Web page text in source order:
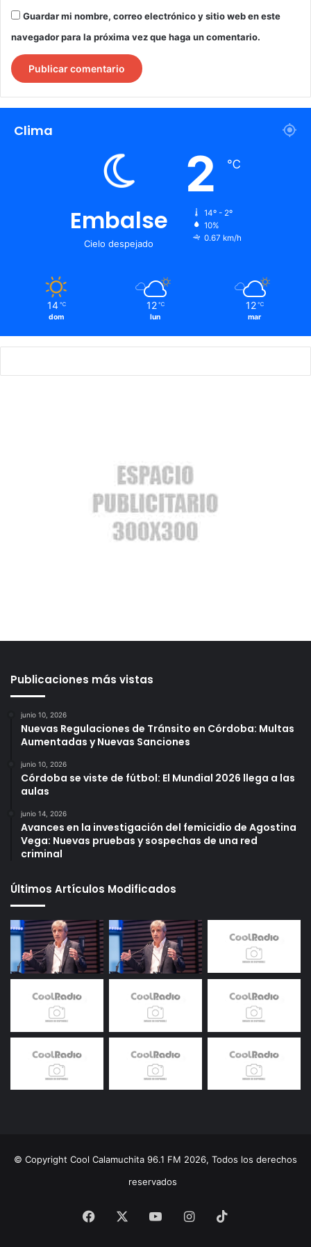
Guardar mi nombre, correo electrónico y sitio web en este
navegador para la próxima vez que haga un comentario.
Clima
Embalse
Cielo despejado
2 ℃
14º - 2º
10%
0.67 km/h
14 ℃
dom
12 ℃
lun
12 ℃
mar
Publicaciones más vistas
junio 10, 2026
Nuevas Regulaciones de Tránsito en Córdoba: Multas
Aumentadas y Nuevas Sanciones
junio 10, 2026
Córdoba se viste de fútbol: El Mundial 2026 llega a las
aulas
junio 14, 2026
Avances en la investigación del femicidio de Agostina
Vega: Nuevas pruebas y sospechas de una red
criminal
Últimos Artículos Modificados
© Copyright Cool Calamuchita 96.1 FM 2026, Todos los derechos
reservados
Facebook YouTubeInstagram